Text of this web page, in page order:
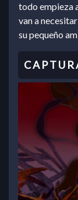
todo empieza
van a
su pequeño